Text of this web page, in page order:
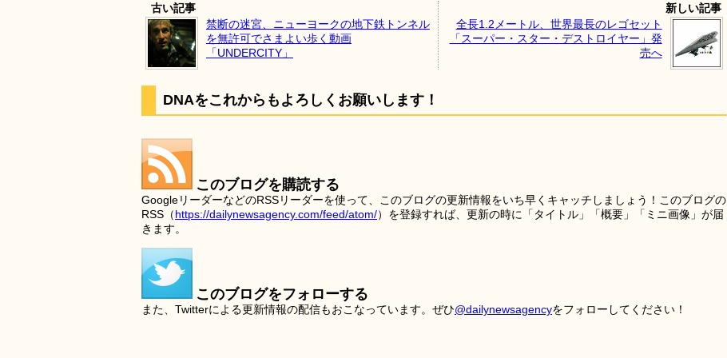
古い記事
禁断の迷宮、ニューヨークの地下鉄トンネル
を無許可でさまよい歩く動画
「UNDERCITY」
新しい記事
全長1.2メートル、世界最長のレゴセット
「スーパー・スター・デストロイヤー」発
売へ
DNAをこれからもよろしくお願いします！
このブログを購読する
GoogleリーダーなどのRSSリーダーを使って、このブログの更新情報をいち早くキャッチしましょう！このブログの
RSS（https://dailynewsagency.com/feed/atom/）を登録すれば、更新の時に「タイトル」「概要」「ミニ画像」が届
きます。
このブログをフォローする
また、Twitterによる更新情報の配信もおこなっています。ぜひ@dailynewsagencyをフォローしてください！